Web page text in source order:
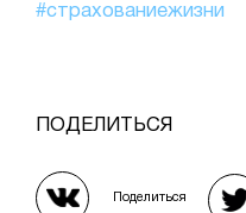
#страхованиежизни
ПОДЕЛИТЬСЯ
Поделиться